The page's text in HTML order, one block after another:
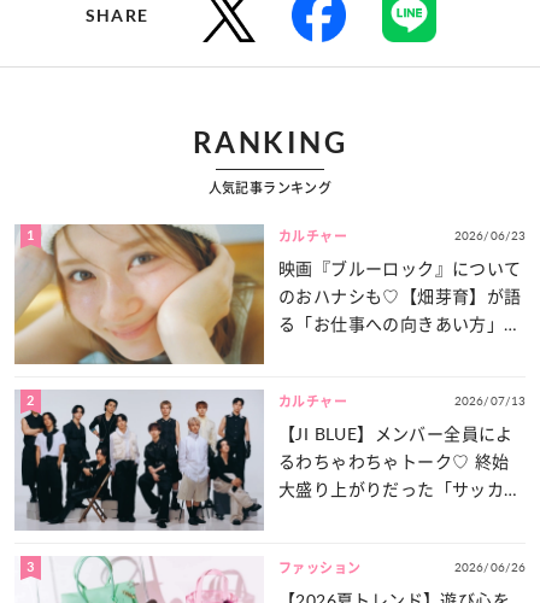
SHARE
RANKING
人気記事ランキング
1 カルチャー 2026/06/23
映画『ブルーロック』について
のおハナシも♡【畑芽育】が語
る「お仕事への向きあい方」と
2 カルチャー 2026/07/13
【JI BLUE】メンバー全員によ
るわちゃわちゃトーク♡ 終始
大盛り上がりだった「サッカー
3 ファッション 2026/06/26